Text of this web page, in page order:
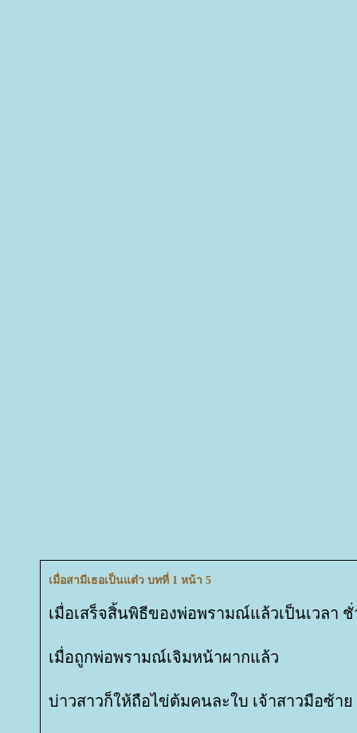
เมื่อสามีเธอเป็นแต๋ว บทที่ 1 หน้า 5
เมื่อเสร็จสิ้นพิธีของพ่อพรามณ์แล้วเป็นเวลา ชั่
เมื่อถูกพ่อพรามณ์เจิมหน้าผากแล้ว
บ่าวสาวก็ให้ถือไข่ต้มคนละใบ เจ้าสาวมือซ้าย